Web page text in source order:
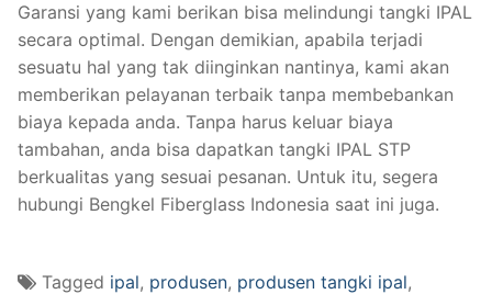
Garansi yang kami berikan bisa melindungi tangki IPAL
secara optimal. Dengan demikian, apabila terjadi
sesuatu hal yang tak diinginkan nantinya, kami akan
memberikan pelayanan terbaik tanpa membebankan
biaya kepada anda. Tanpa harus keluar biaya
tambahan, anda bisa dapatkan tangki IPAL STP
berkualitas yang sesuai pesanan. Untuk itu, segera
hubungi Bengkel Fiberglass Indonesia saat ini juga.
Tagged ipal, produsen, produsen tangki ipal,